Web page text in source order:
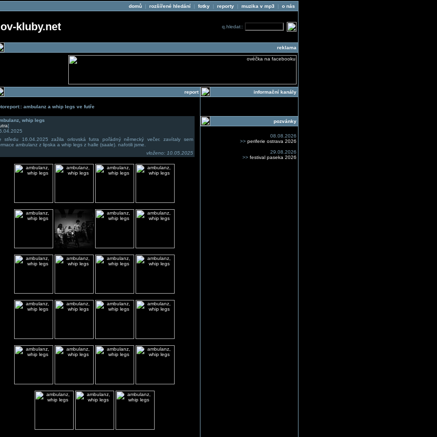
domů| rozšířené hledání| fotky| reporty| muzika v mp3 | o nás
ov-kluby.net q.hledat::
reklama
report
ambulanz a whip legs ve futře
whip legs
]
středu 16.04.2025 zažila orlovská futra pořádný německý večer. zavítaly sem
ambulanz z lipska a whip legs z halle (saale). nafotili jsme.
vloženo: 10.05.2025
informační kanály
pozvánky
08.08.2026
>> periferie ostrava 2026
29.08.2026
>> festival paseka 2026